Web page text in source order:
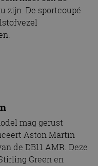
zijn. De sportcoupé
mag gerust
Aston Martin
de DB11 AMR. Deze
Green en